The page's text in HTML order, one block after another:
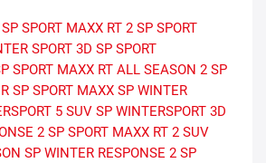
SP SPORT MAXX RT 2 SP SPORT
SPORT 3D SP SPORT
SPORT MAXX RT ALL SEASON 2 SP
SP SPORT MAXX SP WINTER
5 SUV SP WINTERSPORT 3D
2 SP SPORT MAXX RT 2 SUV
SP WINTER RESPONSE 2 SP